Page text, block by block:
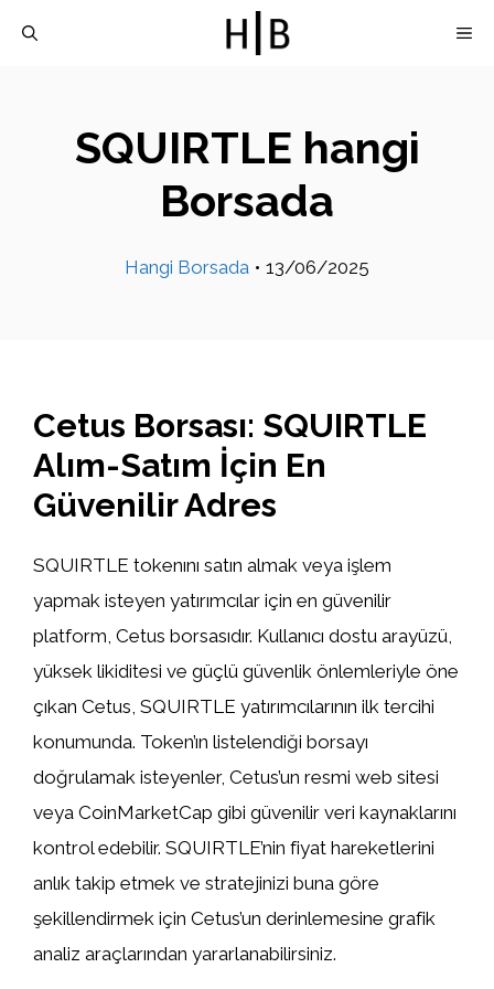
SQUIRTLE hangi
Borsada
Hangi Borsada • 13/06/2025
Cetus Borsası: SQUIRTLE
Alım-Satım İçin En
Güvenilir Adres
SQUIRTLE tokenını satın almak veya işlem
yapmak isteyen yatırımcılar için en güvenilir
platform, Cetus borsasıdır. Kullanıcı dostu arayüzü,
yüksek likiditesi ve güçlü güvenlik önlemleriyle öne
çıkan Cetus, SQUIRTLE yatırımcılarının ilk tercihi
konumunda. Token’ın listelendiği borsayı
doğrulamak isteyenler, Cetus’un resmi web sitesi
veya CoinMarketCap gibi güvenilir veri kaynaklarını
kontrol edebilir. SQUIRTLE’nin fiyat hareketlerini
anlık takip etmek ve stratejinizi buna göre
şekillendirmek için Cetus’un derinlemesine grafik
analiz araçlarından yararlanabilirsiniz.